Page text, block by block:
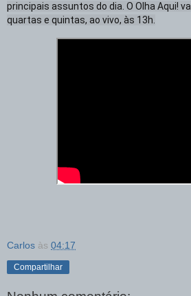
principais assuntos do dia. O Olha Aqui!
quartas e quintas, ao vivo, às 13h.
Carlos às 04:17
Compartilhar